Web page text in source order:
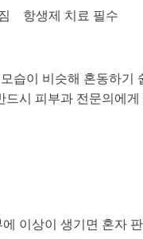
항생제 치료 필수
습이 비슷해 혼동하기
드시 피부과 전문의에
이상이 생기면 혼자